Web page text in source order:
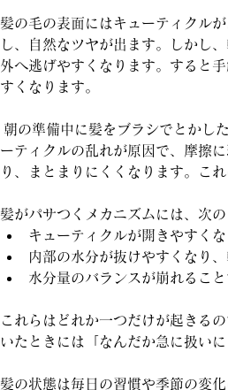
髪の毛の表面にはキューティクル
し、自然なツヤが出ます。しかし
外へ逃げやすくなります。すると
すくなります。
朝の準備中に髪をブラシでとかし
ーティクルの乱れが原因で、摩擦
り、まとまりにくくなります。こ
髪がパサつくメカニズムには、次
キューティクルが開きやすく
内部の水分が抜けやすくなり
水分量のバランスが崩れるこ
これらはどれか一つだけが起きる
いたときには「なんだか急に扱い
髪の状態は毎日の習慣や季節の変